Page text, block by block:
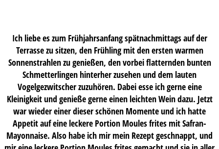
Ich liebe es zum Frühjahrsanfang spätnachmittags auf der
Terrasse zu sitzen, den Frühling mit den ersten warmen
Sonnenstrahlen zu genießen, den vorbei flatternden bunten
Schmetterlingen hinterher zusehen und dem lauten
Vogelgezwitscher zuzuhören. Dabei esse ich gerne eine
Kleinigkeit und genieße gerne einen leichten Wein dazu. Jetzt
war wieder einer dieser schönen Momente und ich hatte
Appetit auf eine leckere Portion Moules frites mit Safran-
Mayonnaise. Also habe ich mir mein Rezept geschnappt, und